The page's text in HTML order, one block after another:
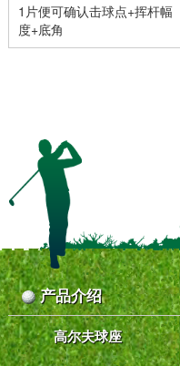
1片便可确认击球点+挥杆幅
度+底角
产品介绍
高尔夫球座